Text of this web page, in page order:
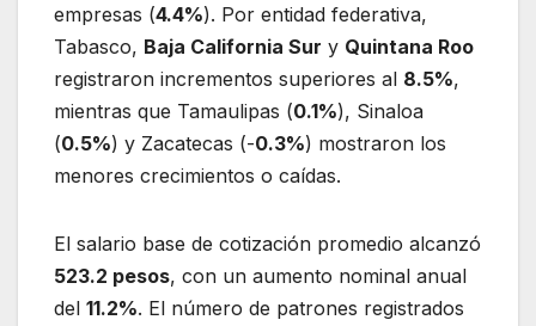
empresas (4.4%). Por entidad federativa,
Tabasco, Baja California Sur y Quintana Roo
registraron incrementos superiores al 8.5%,
mientras que Tamaulipas (0.1%), Sinaloa
(0.5%) y Zacatecas (-0.3%) mostraron los
menores crecimientos o caídas.
El salario base de cotización promedio alcanzó
523.2 pesos, con un aumento nominal anual
del 11.2%. El número de patrones registrados